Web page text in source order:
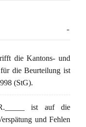
die Kantons- und
für die Beurteilung ist
(StG).
ist auf die
und Fehlen